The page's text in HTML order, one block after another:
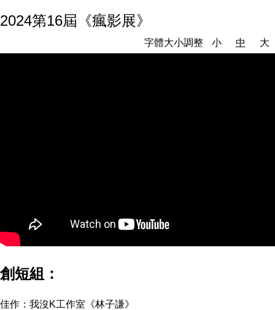
2024第16屆《瘋影展》
字體大小調整 小 中 大
創短組：
佳作：我沒K工作室《林子謙》